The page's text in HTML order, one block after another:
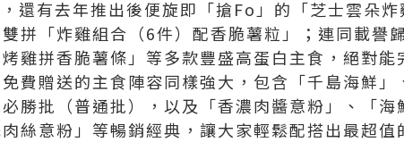
還有去年推出後便旋即「搶Fo」的「芝士雲朵
拼「炸雞組合（6件）配香脆薯粒」；連同載譽
雞拼香脆薯條」等多款豐盛高蛋白主食，絕對能
免費贈送的主食陣容同樣強大，包含「千島海鮮
勝批（普通批），以及「香濃肉醬意粉」、「海
絲意粉」等暢銷經典，讓大家輕鬆配搭出最超值